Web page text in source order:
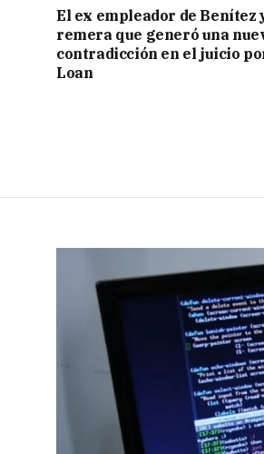
El ex empleador de Benítez
remera que generó una
contradicción en el juicio
Loan